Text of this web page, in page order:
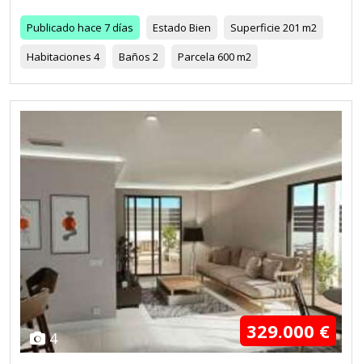
Publicado hace 7 días Estado Bien Superficie 201 m2
Habitaciones 4 Baños 2 Parcela 600 m2
4 329.000 €